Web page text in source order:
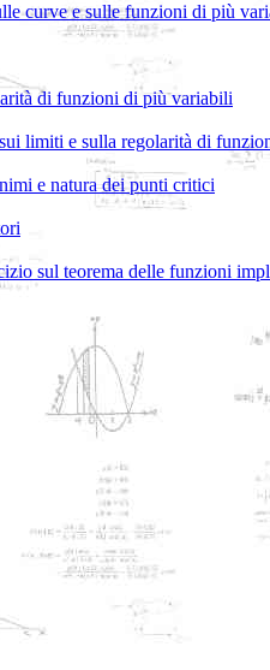
curve e sulle funzioni di più
di funzioni di più variabili
limiti e sulla regolarità di
e natura dei punti critici
sul teorema delle funzioni